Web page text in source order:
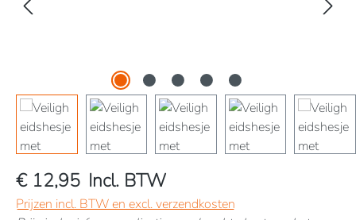
€ 12,95 Incl. BTW
Prijzen incl. BTW en excl. verzendkosten